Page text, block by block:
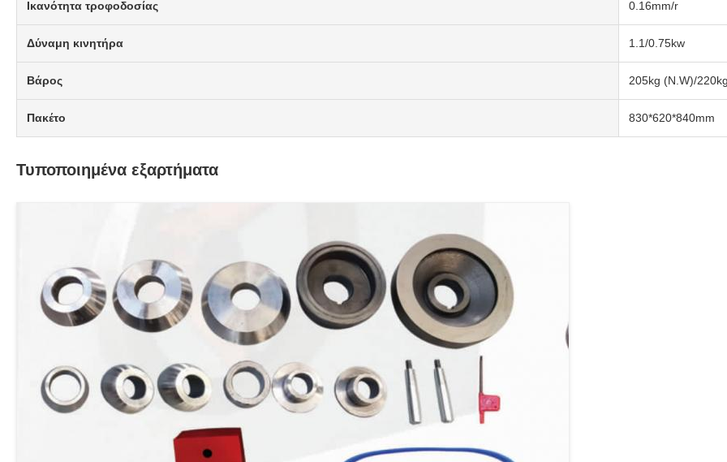
Ικανότητα τροφοδοσίας 0.16mm/r
Δύναμη κινητήρα 1.1/0.75kw
Βάρος 205kg (N.W)/
Πακέτο 830*620*840mm
Τυποποιημένα εξαρτήματα